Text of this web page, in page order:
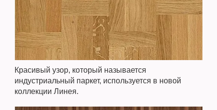
Красивый узор, который называется
индустриальный паркет, используется в новой
коллекции Линея.